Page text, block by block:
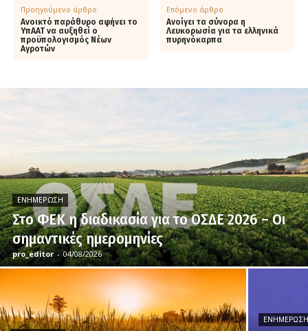
Προηγούμενο άρθρο
Ανοικτό παράθυρο αφήνει το
ΥπΑΑΤ να αυξηθεί ο
προϋπολογισμός Νέων
Αγροτών
Επόμενο άρθρο
Ανοίγει τα σύνορα η
Λευκορωσία για τα ελληνικά
πυρηνόκαρπα
ΕΝΗΜΈΡΩΣΗ
Στο ΦΕΚ η διαδικασία για το ΟΣΔΕ 2026 – Οι
σημαντικές ημερομηνίες
pro_editor - 04/08/2026